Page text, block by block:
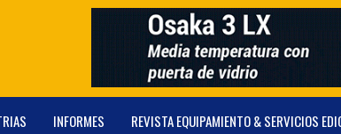
INFORMES REVISTA EQUIPAMIENTO & SERVICIOS